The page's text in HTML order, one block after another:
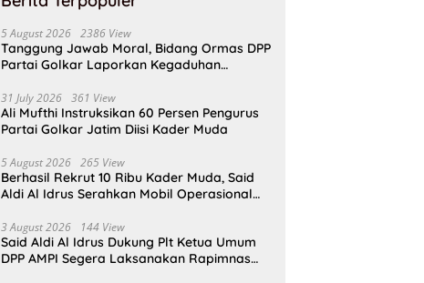
5 August 2026 2386 View
Tanggung Jawab Moral, Bidang Ormas DPP
Partai Golkar Laporkan Kegaduhan
31 July 2026 361 View
Ali Mufthi Instruksikan 60 Persen Pengurus
Partai Golkar Jatim Diisi Kader Muda
5 August 2026 265 View
Berhasil Rekrut 10 Ribu Kader Muda, Said
Aldi Al Idrus Serahkan Mobil Operasional
3 August 2026 144 View
Said Aldi Al Idrus Dukung Plt Ketua Umum
DPP AMPI Segera Laksanakan Rapimnas